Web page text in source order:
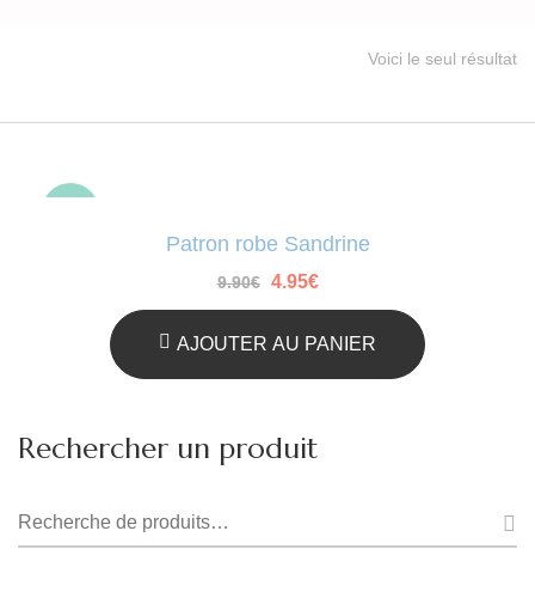
Voici le seul résultat
Patron robe Sandrine
9.90€ Le
était :
9.90€.
4.95€Le
est :
4.95€.
AJOUTER AU PANIER
Rechercher un produit
Recherche